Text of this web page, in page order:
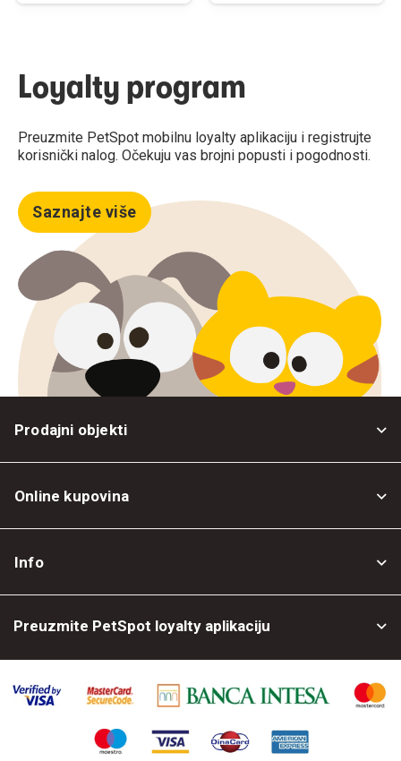
Loyalty program
Preuzmite PetSpot mobilnu loyalty aplikaciju i registrujte
korisnički nalog. Očekuju vas brojni popusti i pogodnosti.
Saznajte više
Prodajni objekti
Online kupovina
Info
Preuzmite PetSpot loyalty aplikaciju